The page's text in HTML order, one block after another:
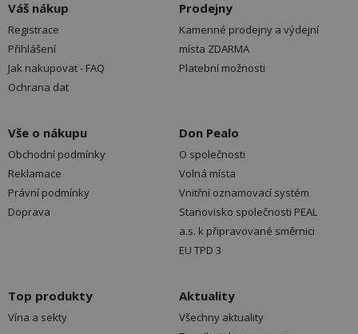
Váš nákup
Registrace
Přihlášení
Jak nakupovat - FAQ
Ochrana dat
Prodejny
Kamenné prodejny a výdejní
místa ZDARMA
Platební možnosti
Vše o nákupu
Obchodní podmínky
Reklamace
Právní podmínky
Doprava
Don Pealo
O společnosti
Volná místa
Vnitřní oznamovací systém
Stanovisko společnosti PEAL
a.s. k připravované směrnici
EU TPD 3
Top produkty
Vína a sekty
Aktuality
Všechny aktuality